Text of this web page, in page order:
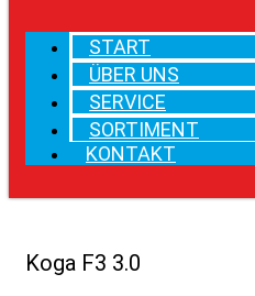
START
ÜBER UNS
SERVICE
SORTIMENT
KONTAKT
Koga F3 3.0